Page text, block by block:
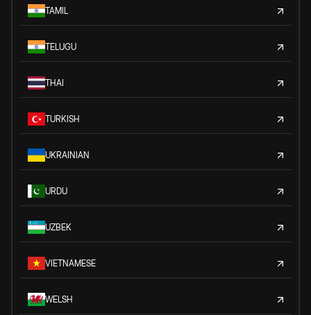
TAMIL
TELUGU
THAI
TURKISH
UKRAINIAN
URDU
UZBEK
VIETNAMESE
WELSH